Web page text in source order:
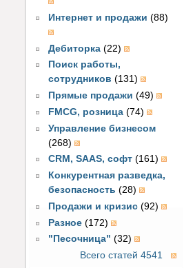
Интернет и продажи (88)
Дебиторка (22)
Поиск работы,
сотрудников (131)
Прямые продажи (49)
FMCG, розница (74)
Управление бизнесом
(268)
CRM, SAAS, софт (161)
Конкурентная разведка,
безопасность (28)
Продажи и кризис (92)
Разное (172)
"Песочница" (32)
Всего статей 4541